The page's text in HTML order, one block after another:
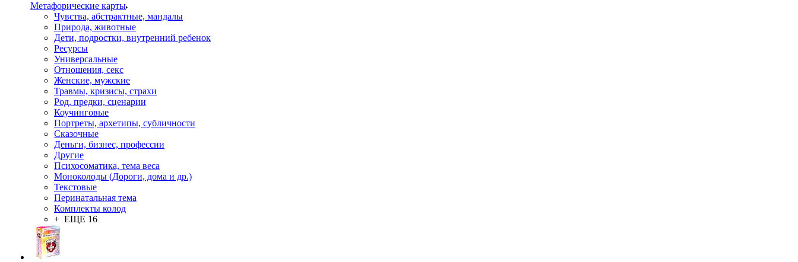
Mетафорические карты
Чувства, абстрактные, мандалы
Природа, животные
Дети, подростки, внутренний ребенок
Ресурсы
Универсальные
Отношения, секс
Женские, мужские
Травмы, кризисы, страхи
Род, предки, сценарии
Коучинговые
Портреты, архетипы, субличности
Сказочные
Деньги, бизнес, профессии
Другие
Психосоматика, тема веса
Моноколоды (Дороги, дома и др.)
Текстовые
Перинатальная тема
Комплекты колод
+ ЕЩЕ 16